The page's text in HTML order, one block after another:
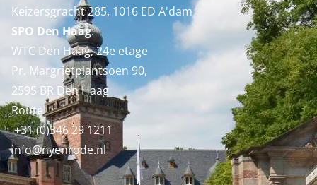
Keizersgracht 285, 1016 ED A'dam
SPO Den Haag:
WTC Den Haag, 24e etage
Pr. Margrietplantsoen 90,
2595 BR Den Haag
Route
+31 (0)346 29 1211
info@nyenrode.nl